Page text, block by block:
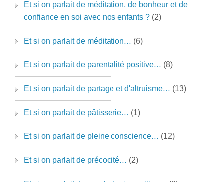
Et si on parlait de méditation, de bonheur et de
confiance en soi avec nos enfants ? (2)
Et si on parlait de méditation… (6)
Et si on parlait de parentalité positive… (8)
Et si on parlait de partage et d'altruisme… (13)
Et si on parlait de pâtisserie… (1)
Et si on parlait de pleine conscience… (12)
Et si on parlait de précocité… (2)